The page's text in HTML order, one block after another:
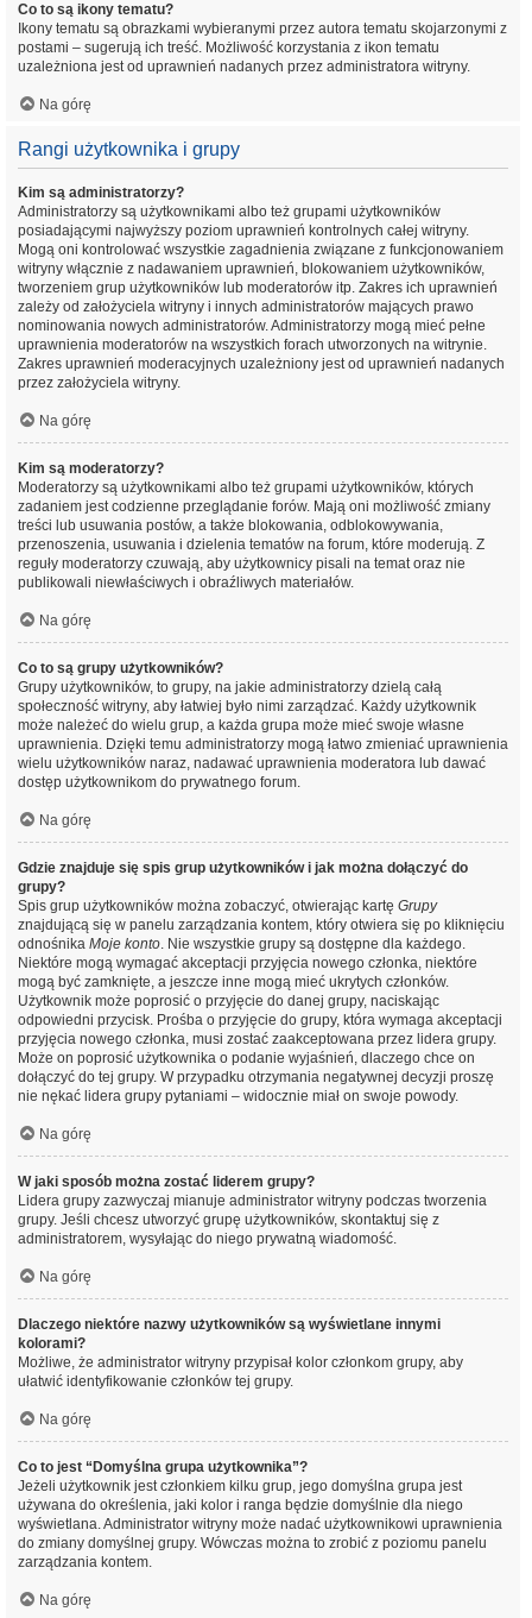
Co to są ikony tematu?
Ikony tematu są obrazkami wybieranymi przez autora tematu skojarzonymi z
postami – sugerują ich treść. Możliwość korzystania z ikon tematu
uzależniona jest od uprawnień nadanych przez administratora witryny.
Na górę
Rangi użytkownika i grupy
Kim są administratorzy?
Administratorzy są użytkownikami albo też grupami użytkowników
posiadającymi najwyższy poziom uprawnień kontrolnych całej witryny.
Mogą oni kontrolować wszystkie zagadnienia związane z funkcjonowaniem
witryny włącznie z nadawaniem uprawnień, blokowaniem użytkowników,
tworzeniem grup użytkowników lub moderatorów itp. Zakres ich uprawnień
zależy od założyciela witryny i innych administratorów mających prawo
nominowania nowych administratorów. Administratorzy mogą mieć pełne
uprawnienia moderatorów na wszystkich forach utworzonych na witrynie.
Zakres uprawnień moderacyjnych uzależniony jest od uprawnień nadanych
przez założyciela witryny.
Na górę
Kim są moderatorzy?
Moderatorzy są użytkownikami albo też grupami użytkowników, których
zadaniem jest codzienne przeglądanie forów. Mają oni możliwość zmiany
treści lub usuwania postów, a także blokowania, odblokowywania,
przenoszenia, usuwania i dzielenia tematów na forum, które moderują. Z
reguły moderatorzy czuwają, aby użytkownicy pisali na temat oraz nie
publikowali niewłaściwych i obraźliwych materiałów.
Na górę
Co to są grupy użytkowników?
Grupy użytkowników, to grupy, na jakie administratorzy dzielą całą
społeczność witryny, aby łatwiej było nimi zarządzać. Każdy użytkownik
może należeć do wielu grup, a każda grupa może mieć swoje własne
uprawnienia. Dzięki temu administratorzy mogą łatwo zmieniać uprawnienia
wielu użytkowników naraz, nadawać uprawnienia moderatora lub dawać
dostęp użytkownikom do prywatnego forum.
Na górę
Gdzie znajduje się spis grup użytkowników i jak można dołączyć do
grupy?
Spis grup użytkowników można zobaczyć, otwierając kartę Grupy
znajdującą się w panelu zarządzania kontem, który otwiera się po kliknięciu
odnośnika Moje konto. Nie wszystkie grupy są dostępne dla każdego.
Niektóre mogą wymagać akceptacji przyjęcia nowego członka, niektóre
mogą być zamknięte, a jeszcze inne mogą mieć ukrytych członków.
Użytkownik może poprosić o przyjęcie do danej grupy, naciskając
odpowiedni przycisk. Prośba o przyjęcie do grupy, która wymaga akceptacji
przyjęcia nowego członka, musi zostać zaakceptowana przez lidera grupy.
Może on poprosić użytkownika o podanie wyjaśnień, dlaczego chce on
dołączyć do tej grupy. W przypadku otrzymania negatywnej decyzji proszę
nie nękać lidera grupy pytaniami – widocznie miał on swoje powody.
Na górę
W jaki sposób można zostać liderem grupy?
Lidera grupy zazwyczaj mianuje administrator witryny podczas tworzenia
grupy. Jeśli chcesz utworzyć grupę użytkowników, skontaktuj się z
administratorem, wysyłając do niego prywatną wiadomość.
Na górę
Dlaczego niektóre nazwy użytkowników są wyświetlane innymi
kolorami?
Możliwe, że administrator witryny przypisał kolor członkom grupy, aby
ułatwić identyfikowanie członków tej grupy.
Na górę
Co to jest “Domyślna grupa użytkownika”?
Jeżeli użytkownik jest członkiem kilku grup, jego domyślna grupa jest
używana do określenia, jaki kolor i ranga będzie domyślnie dla niego
wyświetlana. Administrator witryny może nadać użytkownikowi uprawnienia
do zmiany domyślnej grupy. Wówczas można to zrobić z poziomu panelu
zarządzania kontem.
Na górę